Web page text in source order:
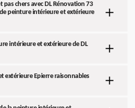
pas chers avec DL Rénovation 73
peinture intérieure et extérieure
intérieure et extérieure de DL
extérieure Epierre raisonnables